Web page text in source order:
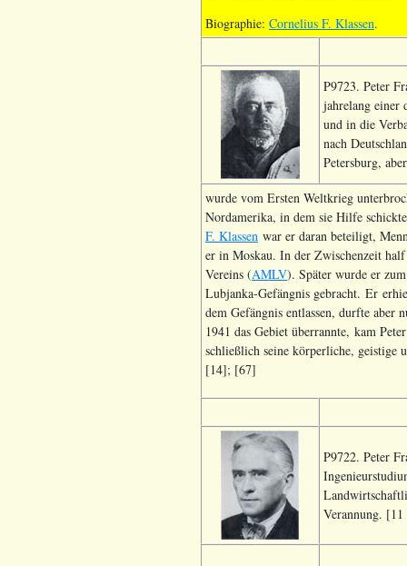
Biographie: Cornelius F. Klassen.
P9723. Peter
jahrelang einer
und in die
nach
Petersburg,
wurde vom Ersten Weltkrieg
Nordamerika, in dem sie Hilfe
F. Klassen war er daran beteiligt,
er in Moskau. In der Zwischenzeit
Vereins (AMLV). Später wurde er
Lubjanka-Gefängnis gebracht. Er
dem Gefängnis entlassen, durfte aber
1941 das Gebiet überrannte, kam
schließlich seine körperliche, geistige
[14]; [67]
P9722. Peter
Verannung.